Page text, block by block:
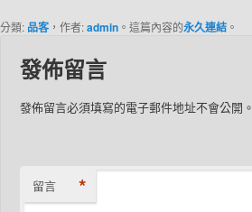
分類: 品客 ，作者:admin 。這篇內容的永久連結 。
發佈留言
發佈留言必須填寫的電子郵件地址不會公開。
留言 *